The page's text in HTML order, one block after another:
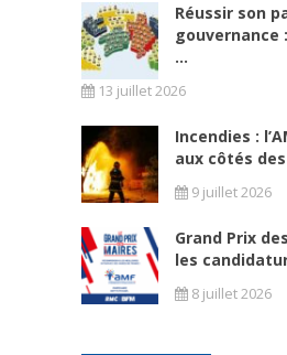
Réussir son
gouvernance
...
13 juillet 2026
Incendies :
aux côtés
9 juillet 2026
Grand Prix
les
8 juillet 2026